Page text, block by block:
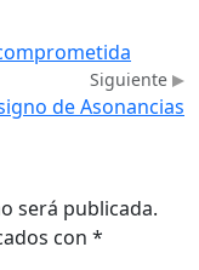
Siguiente
de Asonancias
será publicada.
con *